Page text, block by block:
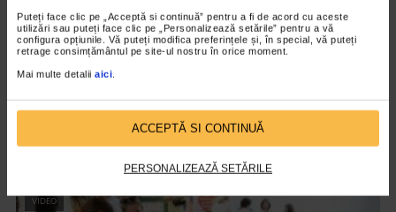
Puteți face clic pe „Acceptă si continuă” pentru a fi de acord cu aceste
utilizări sau puteți face clic pe „Personalizează setările” pentru a vă
configura opțiunile. Vă puteți modifica preferințele și, în special, vă puteți
retrage consimțământul pe site-ul nostru în orice moment.
Mai multe detalii aici
ACCEPTĂ SI CONTINUĂ
PERSONALIZEAZĂ SETĂRILE
TEST
Pachet digestie de la Naturalis
VIDEO